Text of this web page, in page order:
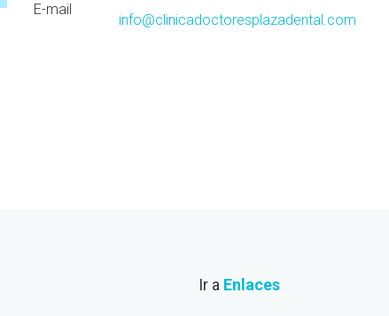
E-mail
info@clinicadoctoresplazadental.com
Ir a Enlaces